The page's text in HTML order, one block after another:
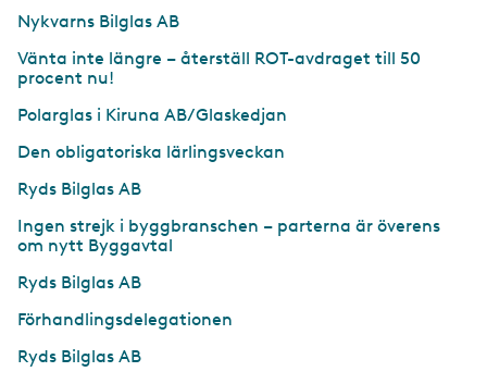
Nykvarns Bilglas AB
Vänta inte längre – återställ ROT-avdraget till 50
procent nu!
Polarglas i Kiruna AB/Glaskedjan
Den obligatoriska lärlingsveckan
Ryds Bilglas AB
Ingen strejk i byggbranschen – parterna är överens
om nytt Byggavtal
Ryds Bilglas AB
Förhandlingsdelegationen
Ryds Bilglas AB